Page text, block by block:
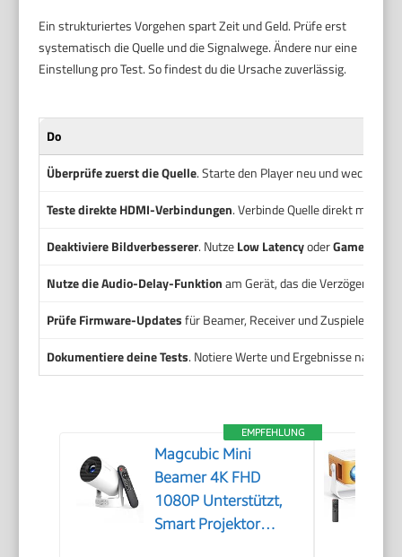
Ein strukturiertes Vorgehen spart Zeit und Geld. Prüfe erst
systematisch die Quelle und die Signalwege. Ändere nur eine
Einstellung pro Test. So findest du die Ursache zuverlässig.
Do
Überprüfe zuerst die Quelle. Starte den Player neu und wechsle
Teste direkte HDMI-Verbindungen. Verbinde Quelle direkt mit
Deaktiviere Bildverbesserer. NutzeLow LatencyoderGame
Nutze die Audio-Delay-Funktionam Gerät, das die Verzögerung
Prüfe Firmware-Updatesfür Beamer, Receiver und Zuspieler.
Dokumentiere deine Tests. Notiere Werte und Ergebnisse nach
EMPFEHLUNG
Magcubic Mini
Beamer 4K FHD
1080P Unterstützt,
Smart Projektor